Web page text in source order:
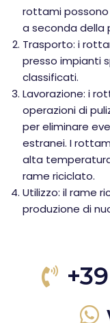
rottami possono
a seconda della
Trasporto: i
presso impianti
classificati.
Lavorazione: i
operazioni di
per eliminare
estranei. I
alta
rame riciclato.
Utilizzo: il rame
produzione di